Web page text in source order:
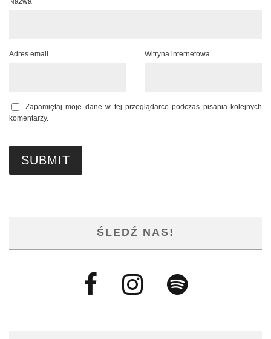
Adres email Witryna internetowa
Zapamiętaj moje dane w tej przeglądarce podczas pisania kolejnych
komentarzy.
ŚLEDŹ NAS!